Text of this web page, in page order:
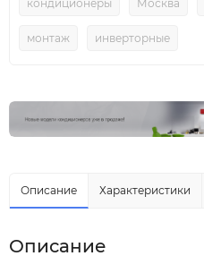
кондиционеры Москва
монтаж инверторные
Описание Характеристики
Описание